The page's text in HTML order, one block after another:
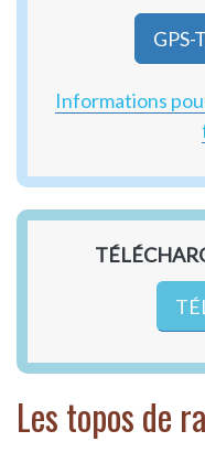
GPS-
Informations
Les topos de